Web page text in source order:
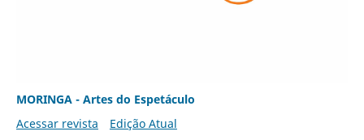
MORINGA - Artes do Espetáculo
Acessar revista
Edição Atual